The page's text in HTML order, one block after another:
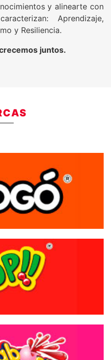
y alinearte con
Aprendizaje,
y Resiliencia.
juntos.